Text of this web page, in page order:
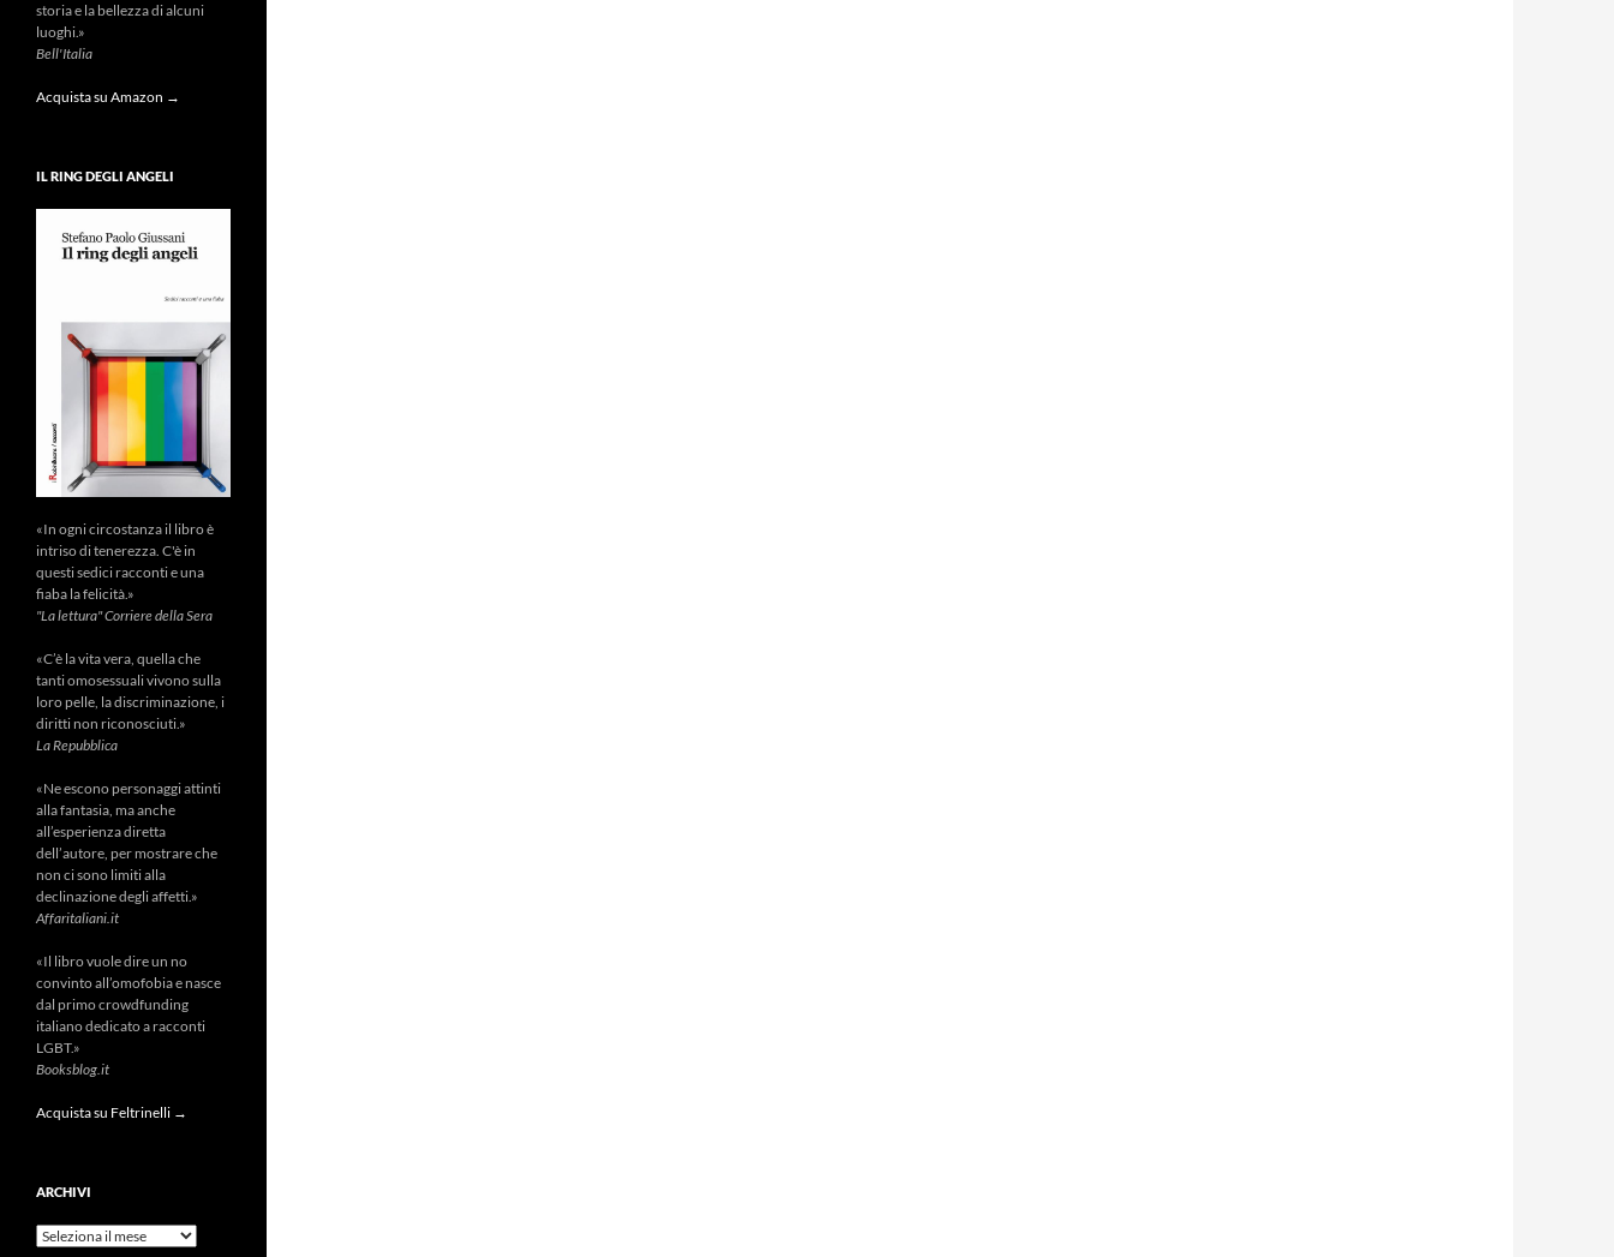
storia e la bellezza di alcuni
luoghi.»
Bell'Italia
Acquista su Amazon →
IL RING DEGLI ANGELI
«In ogni circostanza il libro è
intriso di tenerezza. C'è in
questi sedici racconti e una
fiaba la felicità.»
"La lettura" Corriere della Sera
«C’è la vita vera, quella che
tanti omosessuali vivono sulla
loro pelle, la discriminazione, i
diritti non riconosciuti.»
La Repubblica
«Ne escono personaggi attinti
alla fantasia, ma anche
all’esperienza diretta
dell’autore, per mostrare che
non ci sono limiti alla
declinazione degli affetti.»
Affaritaliani.it
«Il libro vuole dire un no
convinto all’omofobia e nasce
dal primo crowdfunding
italiano dedicato a racconti
LGBT.»
Booksblog.it
Acquista su Feltrinelli →
ARCHIVI
Archivi